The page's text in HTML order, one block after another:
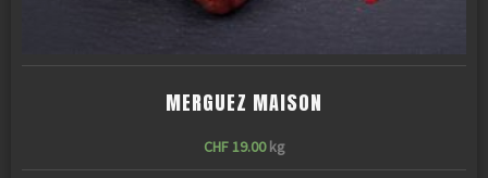
MERGUEZ MAISON
CHF19.00 kg